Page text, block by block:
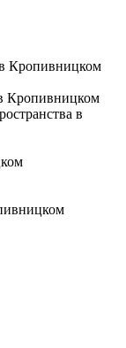
Кропивницком
Кропивницком
в